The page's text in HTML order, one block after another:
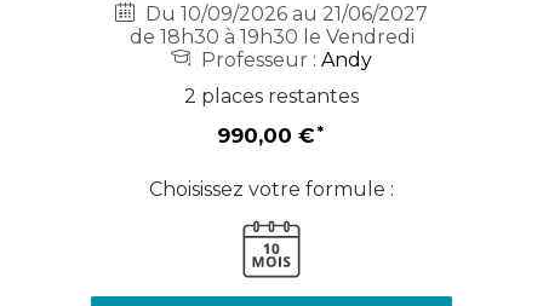
Du 10/09/2026 au 21/06/2027
de 18h30 à 19h30 le Vendredi
Professeur : Andy
2 places restantes
990,00 €
Choisissez votre formule :